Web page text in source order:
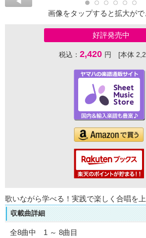
画像をタップすると拡大がで
好評発売中
税込： 2,420 円 [本体
歌いながら学べる！実践で楽しく合唱を
収載曲詳細
全8曲中 1 ～ 8曲目